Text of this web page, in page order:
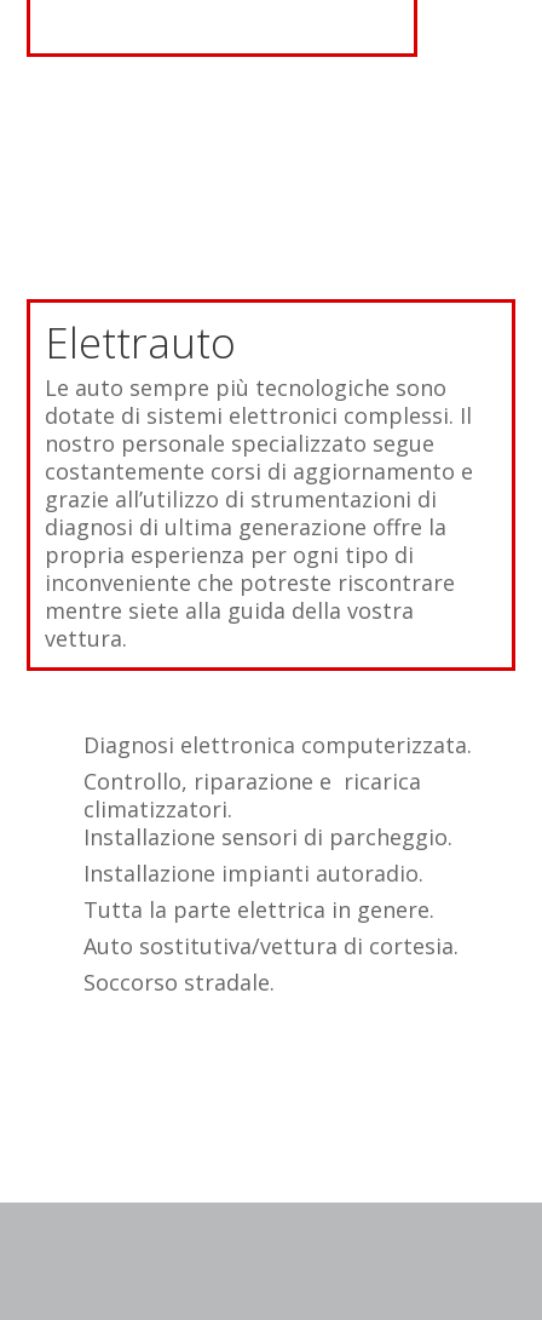
Elettrauto
Le auto sempre più tecnologiche sono
dotate di sistemi elettronici complessi. Il
nostro personale specializzato segue
costantemente corsi di aggiornamento e
grazie all’utilizzo di strumentazioni di
diagnosi di ultima generazione offre la
propria esperienza per ogni tipo di
inconveniente che potreste riscontrare
mentre siete alla guida della vostra
vettura.
Diagnosi elettronica computerizzata.
Controllo, riparazione e ricarica
climatizzatori.
Installazione sensori di parcheggio.
Installazione impianti autoradio.
Tutta la parte elettrica in genere.
Auto sostitutiva/vettura di cortesia.
Soccorso stradale.